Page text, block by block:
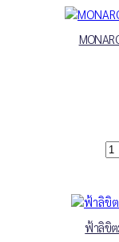
ฟ้าลิขิ